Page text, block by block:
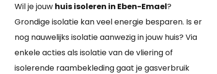
Wil je jouw huis isoleren in Eben-Emael?
Grondige isolatie kan veel energie besparen. Is er
nog nauwelijks isolatie aanwezig in jouw huis? Via
enkele acties als isolatie van de vliering of
isolerende raambekleding gaat je gasverbruik